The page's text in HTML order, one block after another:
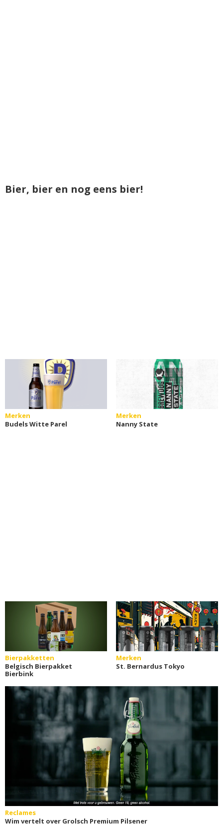
Bier, bier en nog eens bier!
Merken
Budels Witte Parel
Merken
Nanny State
Bierpakketten
Belgisch Bierpakket
Bierbink
Merken
St. Bernardus Tokyo
Reclames
Wim vertelt over Grolsch Premium Pilsener